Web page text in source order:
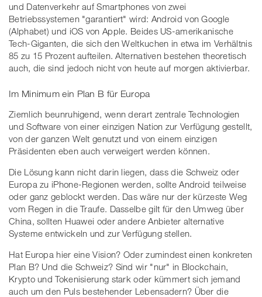
und Datenverkehr auf Smartphones von zwei
Betriebssystemen "garantiert" wird: Android von Google
(Alphabet) und iOS von Apple. Beides US-amerikanische
Tech-Giganten, die sich den Weltkuchen in etwa im Verhältnis
85 zu 15 Prozent aufteilen. Alternativen bestehen theoretisch
auch, die sind jedoch nicht von heute auf morgen aktivierbar.
Im Minimum ein Plan B für Europa
Ziemlich beunruhigend, wenn derart zentrale Technologien
und Software von einer einzigen Nation zur Verfügung gestellt,
von der ganzen Welt genutzt und von einem einzigen
Präsidenten eben auch verweigert werden können.
Die Lösung kann nicht darin liegen, dass die Schweiz oder
Europa zu iPhone-Regionen werden, sollte Android teilweise
oder ganz geblockt werden. Das wäre nur der kürzeste Weg
vom Regen in die Traufe. Dasselbe gilt für den Umweg über
China, sollten Huawei oder andere Anbieter alternative
Systeme entwickeln und zur Verfügung stellen.
Hat Europa hier eine Vision? Oder zumindest einen konkreten
Plan B? Und die Schweiz? Sind wir "nur" in Blockchain,
Krypto und Tokenisierung stark oder kümmert sich jemand
auch um den Puls bestehender Lebensadern? Über die